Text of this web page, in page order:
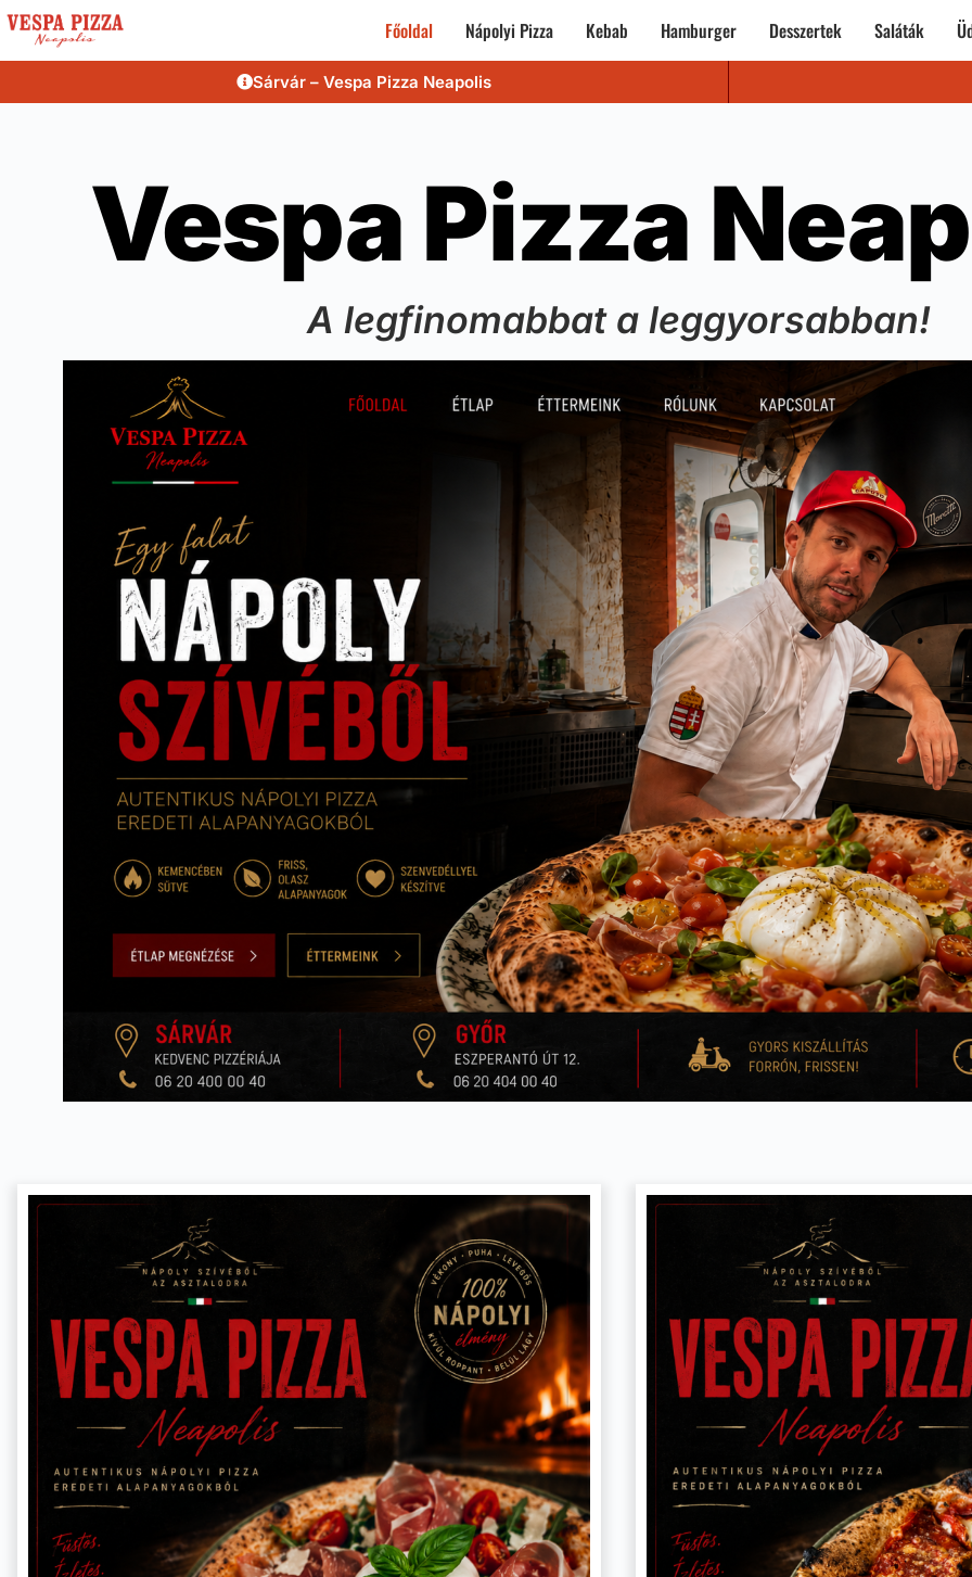
Főoldal Nápolyi Pizza Kebab Hamburger Desszertek Saláták
Sárvár – Vespa Pizza Neapolis
Vespa Pizza
A legfinomabbat a leggyorsabban!